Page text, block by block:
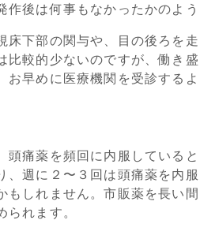
作後は何事もなかったかのよ
床下部の関与や、目の後ろを
比較的少ないのですが、働き
お早めに医療機関を受診するよ
頭痛薬を頻回に内服している
、週に２〜３回は頭痛薬を内
もしれません。市販薬を長い
れます。